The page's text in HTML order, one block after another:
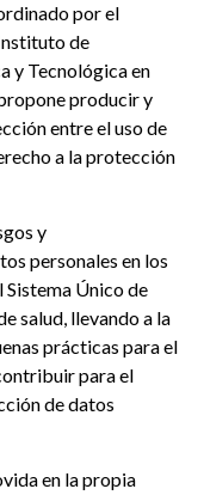
por el
de
y Tecnológica en
producir y
entre el uso de
a la protección
y
personales en los
Único de
salud, llevando a la
prácticas para el
para el
de datos
en la propia